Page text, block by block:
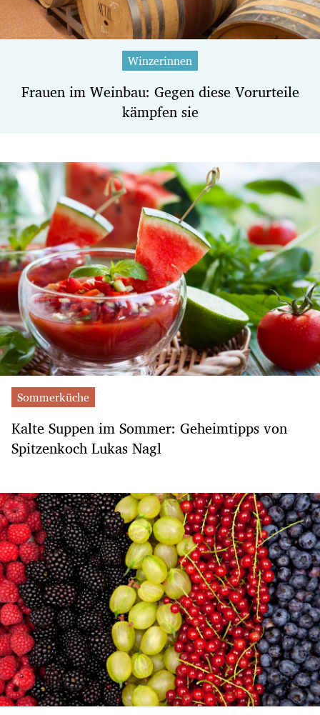
Winzerinnen
Frauen im Weinbau: Gegen diese Vorurteile
kämpfen sie
Sommerküche
Kalte Suppen im Sommer: Geheimtipps von
Spitzenkoch Lukas Nagl